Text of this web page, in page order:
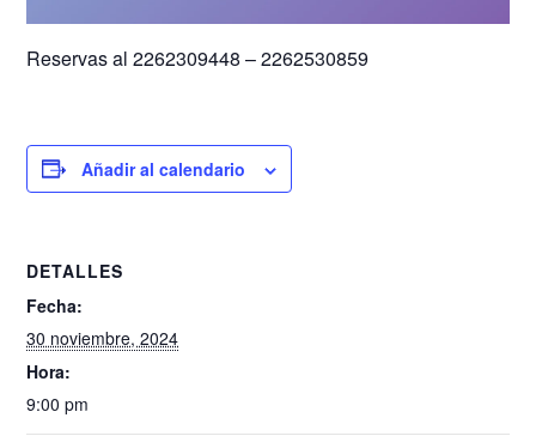
Reservas al 2262309448 – 2262530859
Añadir al calendario
DETALLES
Fecha:
30 noviembre, 2024
Hora:
9:00 pm